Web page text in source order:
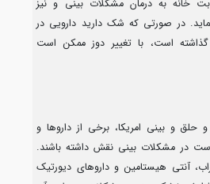
خانه به درمان مشکلات بینی و نیز
در صورتی که شک دارید دارویی در
است، با تغییر دوز ممکن است
و بینی امریکا، برخی از داروها و
در مشکلات بینی نقش داشته باشند.
آنتی هیستامین و داروهای دیورتیک